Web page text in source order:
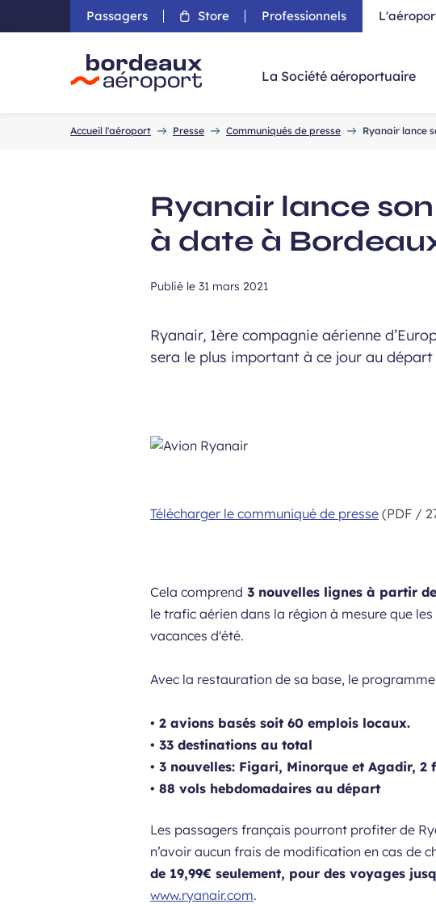
Aller au contenu
Passagers Store Professionnels
La Société aéroportuaire
Accueil l'aéroport Presse Communiqués de presse Ryanair lance
Ryanair lance
à date à
Publié le31 mars 2021
Ryanair, 1ère compagnie aérienne
sera le plus important à ce jour au
Télécharger le communiqué de presse (PDF /
Cela comprend 3 nouvelles lignes à partir
le trafic aérien dans la région à mesure que
vacances d'été.
Avec la restauration de sa base, le
• 2 avions basés soit 60 emplois locaux.
• 33 destinations au total
• 3 nouvelles: Figari, Minorque et Agadir,
• 88 vols hebdomadaires au départ
Les passagers français pourront profiter de
n’avoir aucun frais de modification en cas de
de 19,99€ seulement, pour des voyages
www.ryanair.com.